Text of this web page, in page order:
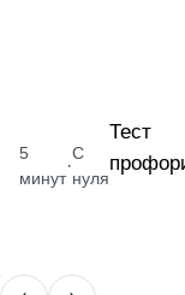
5
минут
·
С
нуля
Тест